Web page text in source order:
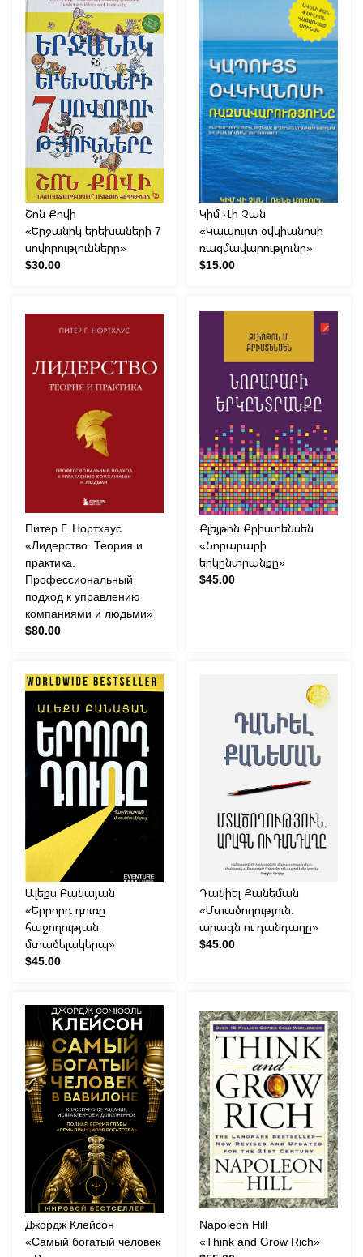
Շոն Քովի
«Երջանիկ երեխաների 7
սովորությունները»
$30.00
Կիմ Վի Չան
«Կապույտ օվկիանոսի
ռազմավարությունը»
$15.00
Питер Г. Нортхаус
«Лидерство. Теория и
практика.
Профессиональный
подход к управлению
компаниями и людьми»
$80.00
Քլեյթոն Քրիստենսեն
«Նորարարի
երկընտրանքը»
$45.00
Ալեքս Բանայան
«Երրորդ դուռը
հաջողության
մտածելակերպ»
$45.00
Դանիել Քանեման
«Մտածողություն.
արագն ու դանդաղը»
$45.00
Джордж Клейсон
«Самый богатый человек
Napoleon Hill
«Think and Grow Rich»